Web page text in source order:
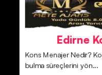
Edirne
Kons Menajer Nedir?
bulma süreçlerini yön...